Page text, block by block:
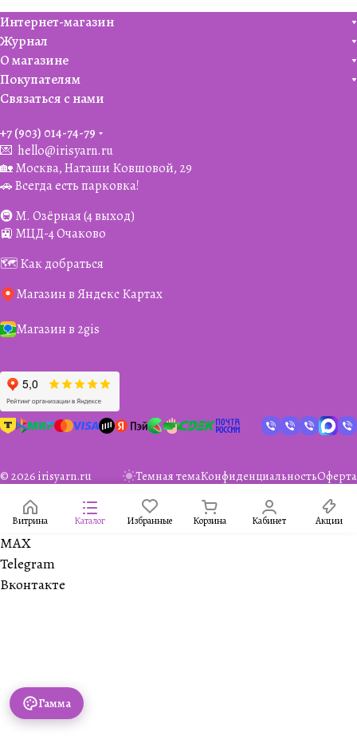
Интернет-магазин
Журнал
О магазине
Покупателям
Связаться с нами
+7 (903) 014-74-79‬
💌 hello@irisyarn.ru
🏡 Москва, Наташи Ковшовой, 29
🚗 Всегда есть парковка!
🚇 М. Озёрная (4 выход)
🚉 МЦД-4 Очаково
🗺️ Как добраться
Магазин в Яндекс Картах
Магазин в 2gis
© 2026 irisyarn.ru Темная темаКонфиденциальностьОферта
Витрина Каталог Избранные Корзина Кабинет Акции
Гамма
MAX
Telegram
Вконтакте